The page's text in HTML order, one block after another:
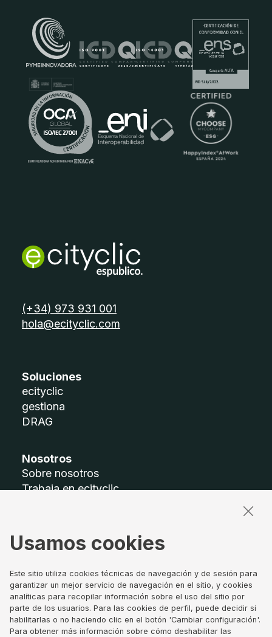
Certificados
telèfon:
(+34) 973 931 001
email:
hola@ecityclic.com
Soluciones
ecityclic
gestiona
DRAG
Nosotros
Sobre nosotros
Trabaja en ecityclic
Aviso legal
Política de privacidad
Política de Cookies
Canal de denuncias
Gobierno Corporativo
Usamos cookies
Este sitio utiliza cookies técnicas de navegación y de sesión para
garantizar un mejor servicio de navegación en el sitio, y cookies
analíticas para recopilar información sobre el uso del sitio por
parte de los usuarios. Para las cookies de perfil, puede decidir si
habilitarlas o no haciendo clic en el botón 'Cambiar configuración'.
Para obtener más información sobre cómo deshabilitar las